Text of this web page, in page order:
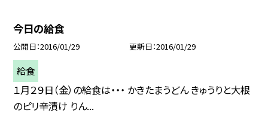
今日の給食
公開日 2016/01/29 更新日 2016/01/29
給食
１月２９日（金）の給食は・・・ かきたまうどん きゅうりと大根
のピリ辛漬け りん...